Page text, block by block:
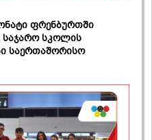
ფრენბურთში
სკოლის
საერთაშორისო